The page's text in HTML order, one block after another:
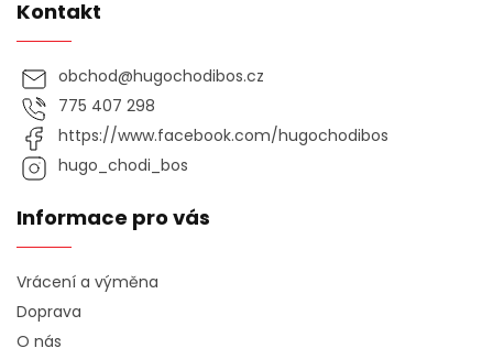
Kontakt
obchod@hugochodibos.cz
775 407 298
https://www.facebook.com/hugochodibos
hugo_chodi_bos
Informace pro vás
Vrácení a výměna
Doprava
O nás